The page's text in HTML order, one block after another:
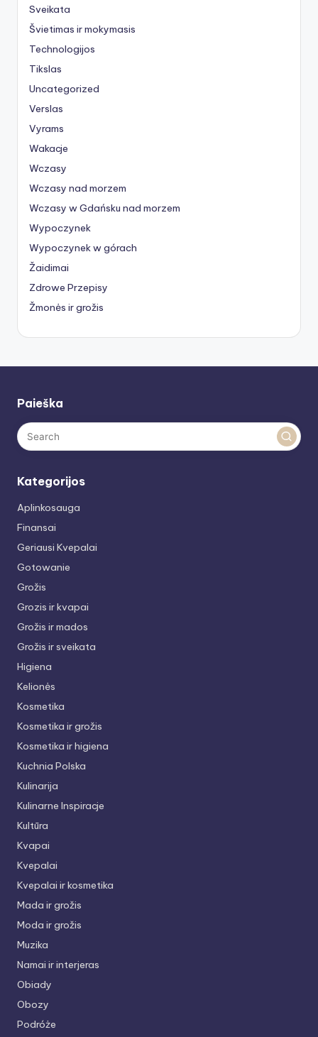
Sveikata
Švietimas ir mokymasis
Technologijos
Tikslas
Uncategorized
Verslas
Vyrams
Wakacje
Wczasy
Wczasy nad morzem
Wczasy w Gdańsku nad morzem
Wypoczynek
Wypoczynek w górach
Žaidimai
Zdrowe Przepisy
Žmonės ir grožis
Paieška
Kategorijos
Aplinkosauga
Finansai
Geriausi Kvepalai
Gotowanie
Grožis
Grozis ir kvapai
Grožis ir mados
Grožis ir sveikata
Higiena
Kelionės
Kosmetika
Kosmetika ir grožis
Kosmetika ir higiena
Kuchnia Polska
Kulinarija
Kulinarne Inspiracje
Kultūra
Kvapai
Kvepalai
Kvepalai ir kosmetika
Mada ir grožis
Moda ir grožis
Muzika
Namai ir interjeras
Obiady
Obozy
Podróże